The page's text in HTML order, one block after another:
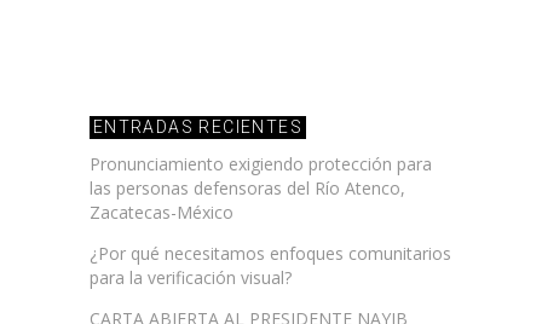
ENTRADAS RECIENTES
Pronunciamiento exigiendo protección para
las personas defensoras del Río Atenco,
Zacatecas-México
¿Por qué necesitamos enfoques comunitarios
para la verificación visual?
CARTA ABIERTA AL PRESIDENTE NAYIB